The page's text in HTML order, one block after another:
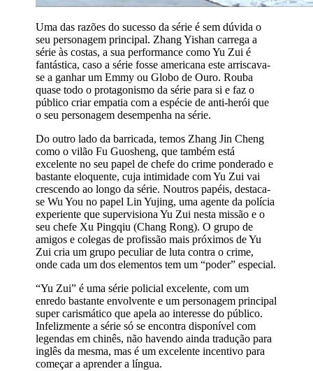
Uma das razões do sucesso da série é sem dúvida o
seu personagem principal. Zhang Yishan carrega a
série às costas, a sua performance como Yu Zui é
fantástica, caso a série fosse americana este arriscava-
se a ganhar um Emmy ou Globo de Ouro. Rouba
quase todo o protagonismo da série para si e faz o
público criar empatia com a espécie de anti-herói que
o seu personagem desempenha na série.
Do outro lado da barricada, temos Zhang Jin Cheng
como o vilão Fu Guosheng, que também está
excelente no seu papel de chefe do crime ponderado e
bastante eloquente, cuja intimidade com Yu Zui vai
crescendo ao longo da série. Noutros papéis, destaca-
se Wu You no papel Lin Yujing, uma agente da polícia
experiente que supervisiona Yu Zui nesta missão e o
seu chefe Xu Pingqiu (Chang Rong). O grupo de
amigos e colegas de profissão mais próximos de Yu
Zui cria um grupo peculiar de luta contra o crime,
onde cada um dos elementos tem um “poder” especial.
“Yu Zui” é uma série policial excelente, com um
enredo bastante envolvente e um personagem principal
super carismático que apela ao interesse do público.
Infelizmente a série só se encontra disponível com
legendas em chinês, não havendo ainda tradução para
inglês da mesma, mas é um excelente incentivo para
começar a aprender a língua.